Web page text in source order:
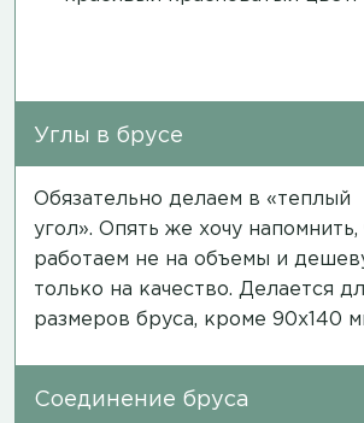
Углы в брусе
Обязательно делаем в «теплый
угол». Опять же хочу напомнить,
работаем не на объемы и
только на качество. Делается
размеров бруса, кроме 90х140
Соединение бруса